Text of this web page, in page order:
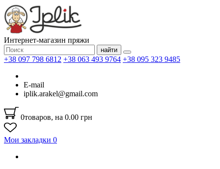
Интернет-магазин пряжи
найти
+38 097 798 6812 +38 063 493 9764 +38 095 323 9485
E-mail
iplik.arakel@gmail.com
0товаров, на 0.00 грн
Мои закладки 0